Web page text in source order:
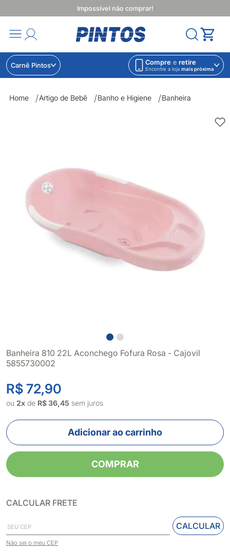
Impossível não comprar!
Carnê Pintos Compre e retire
Encontre a loja mais próxima
Home Artigo de Bebê Banho e Higiene Banheira
Banheira 810 22L Aconchego Fofura Rosa - Cajovil
5855730002
R$ 72,90
ou 2x de R$ 36,45 sem juros
Adicionar ao carrinho
COMPRAR
CALCULAR FRETE
CALCULAR
Não sei o meu CEP